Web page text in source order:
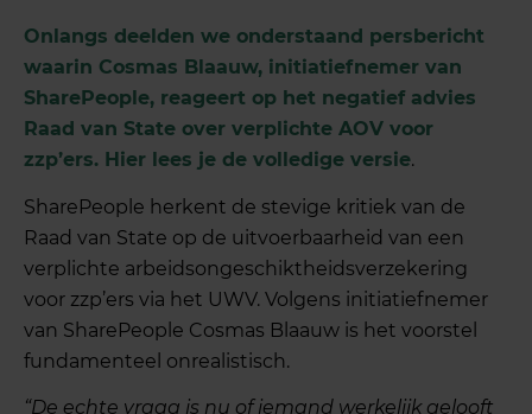
Onlangs deelden we onderstaand persbericht
waarin Cosmas Blaauw, initiatiefnemer van
SharePeople, reageert op het negatief advies
Raad van State over verplichte AOV voor
zzp’ers. Hier lees je de volledige versie.
SharePeople herkent de stevige kritiek van de
Raad van State op de uitvoerbaarheid van een
verplichte arbeidsongeschiktheidsverzekering
voor zzp’ers via het UWV. Volgens initiatiefnemer
van SharePeople Cosmas Blaauw is het voorstel
fundamenteel onrealistisch.
“De echte vraag is nu of iemand werkelijk gelooft